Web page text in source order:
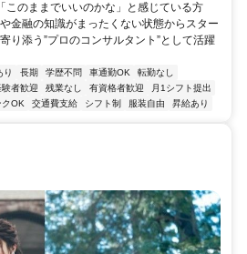
このままでいいのかな」と感じている⽅
⾦融の知識がまったくない状態からスター
り添う”プロのコンサルタント”として活躍
り 長期 学歴不問 車通勤OK
転勤なし
験者歓迎 残業なし 有資格者歓迎
月1シフト提出
クOK 交通費支給 シフト制 服装自由 昇給あり